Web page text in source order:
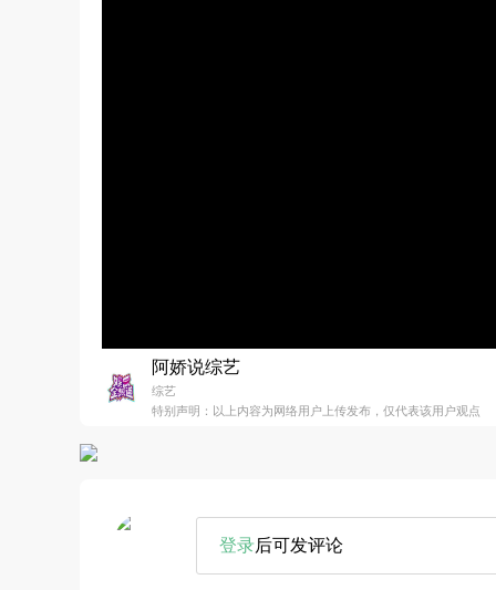
阿娇说综艺
综艺
特别声明：以上内容为网络用户上传发布，仅代表该用户观点
登录后可发评论